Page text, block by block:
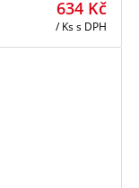
634 Kč
/ Kss DPH